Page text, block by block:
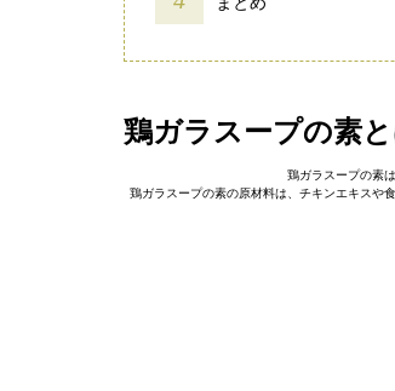
鶏ガラスープの素
鶏ガラスープの素
鶏ガラスープの素の原材料は、チキンエキスや